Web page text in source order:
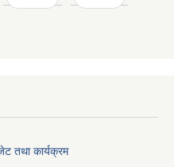
तथा कार्यक्रम